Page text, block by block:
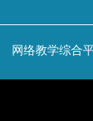
网络教学综合